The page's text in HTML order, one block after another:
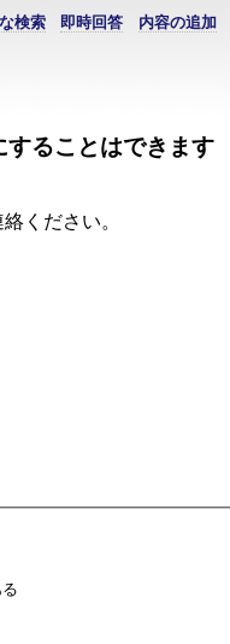
内容の追加
即時回答
検索
ることはできます
連絡ください。
る